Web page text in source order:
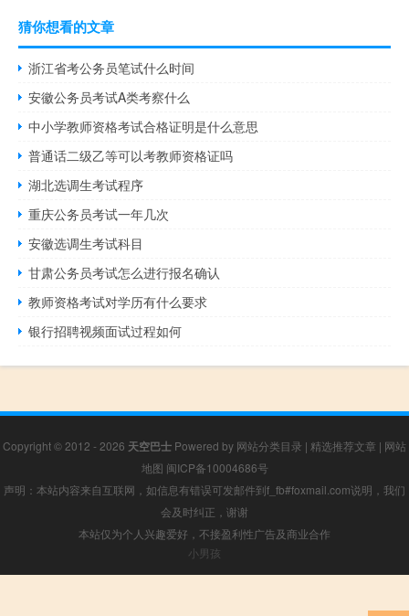
猜你想看的文章
浙江省考公务员笔试什么时间
安徽公务员考试A类考察什么
中小学教师资格考试合格证明是什么意思
普通话二级乙等可以考教师资格证吗
湖北选调生考试程序
重庆公务员考试一年几次
安徽选调生考试科目
甘肃公务员考试怎么进行报名确认
教师资格考试对学历有什么要求
银行招聘视频面试过程如何
Copyright © 2012 - 2026 天空巴士 Powered by 网站分类目录 | 精选推荐文章 | 网站
地图 闽ICP备10004686号
声明：本站内容来自互联网，如信息有错误可发邮件到f_fb#foxmail.com说明，我们
会及时纠正，谢谢
本站仅为个人兴趣爱好，不接盈利性广告及商业合作
小男孩